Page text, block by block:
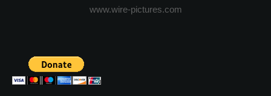
www.wire-pictures.com